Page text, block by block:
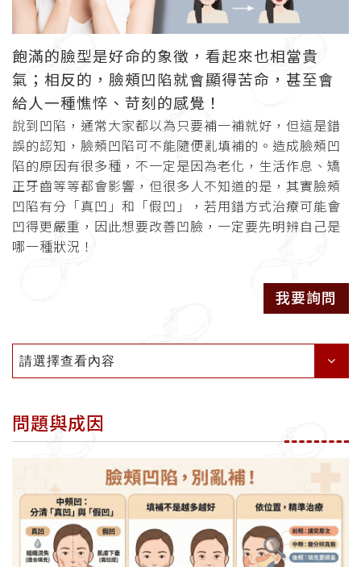
飽滿的臉型是好命的象徵，看起來也相當貴
氣；相反的，臉頰凹陷就會顯得苦命，甚至會
給人一種憔悴、苛刻的感覺！
說到凹陷，通常大家都以為只要補一補就好，但這是錯
誤的認知，臉頰凹陷可不能隨便亂填補的。造成臉頰凹
陷的原因有很多種，不一定是因為老化，生活作息、矯
正牙齒等等都會影響，但很多人不知道的是，其實臉頰
凹陷有分「真凹」和「假凹」，若用錯方式治療可能會
凹得更嚴重，因此想要改善凹臉，一定要先明辨自己是
哪一種狀況！
我要詢問
請選擇查看內容
問題與成因